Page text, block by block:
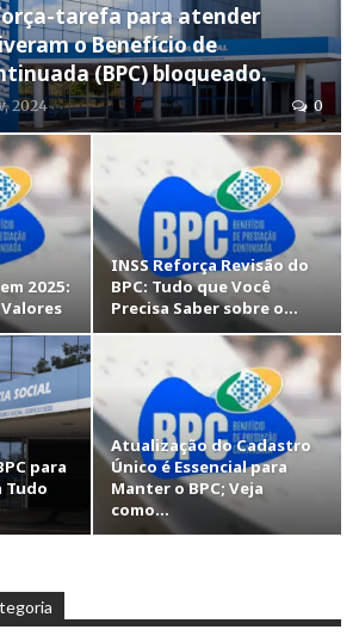
tarefa para atender
o Benefício de
(BPC) bloqueado.
2024 0
2025:
INSS Reforça Revisão do
BPC: Tudo que Você
Precisa Saber sobre o…
para
Tudo
Atualização do Cadastro
Único é Essencial para
Manter o BPC; Veja
como…